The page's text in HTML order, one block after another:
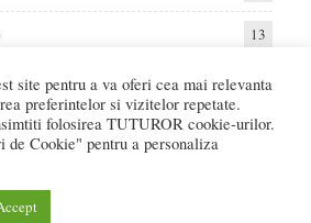
13
Auto Diverse Sanatate
de servicii si produse din Romania. Recenzii
site pentru a va oferi cea mai relevanta
preferintelor si vizitelor repetate.
folosirea TUTUROR cookie-urilor.
Cookie" pentru a personaliza